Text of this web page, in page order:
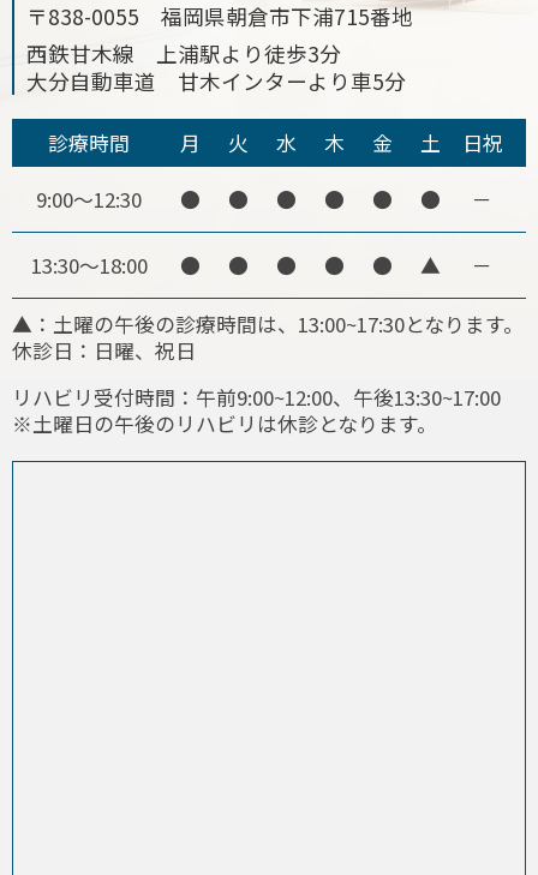
〒838-0055 福岡県朝倉市下浦715番地
西鉄甘木線 上浦駅より徒歩3分
大分自動車道 甘木インターより車5分
▲：土曜の午後の診療時間は、13:00~17:30となります。
休診日：日曜、祝日
リハビリ受付時間：午前9:00~12:00、午後13:30~17:00
※土曜日の午後のリハビリは休診となります。
診療時間 月 火 水 木 金 土
日祝
9:00～12:30
● ● ● ● ● ● －
13:30～18:00 ● ● ● ● ● ▲ －